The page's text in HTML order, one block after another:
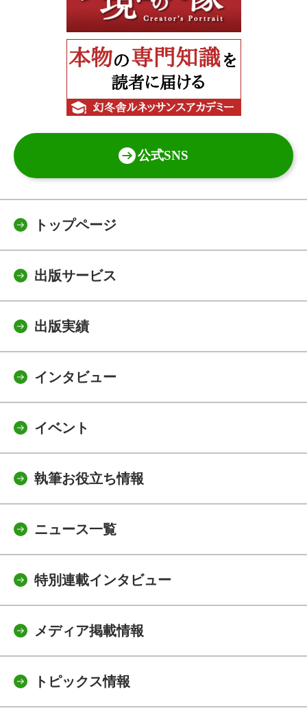
公式SNS
トップページ
出版サービス
出版実績
インタビュー
イベント
執筆お役立ち情報
ニュース一覧
特別連載インタビュー
メディア掲載情報
トピックス情報